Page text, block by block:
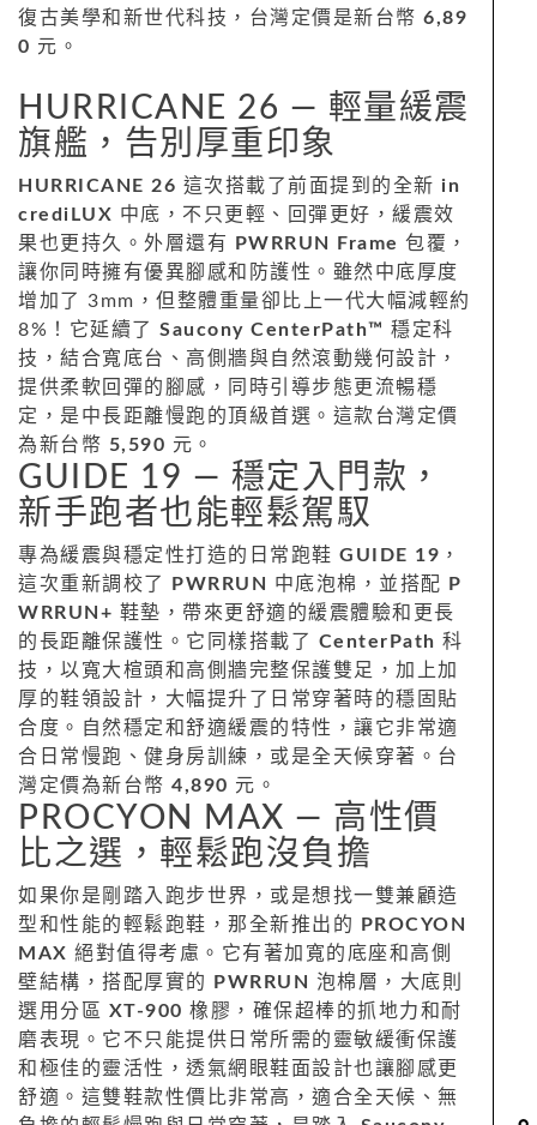
復古美學和新世代科技，台灣定價是新台幣 6,89
0 元。
HURRICANE 26 — 輕量緩震
旗艦，告別厚重印象
HURRICANE 26 這次搭載了前面提到的全新 in
crediLUX 中底，不只更輕、回彈更好，緩震效
果也更持久。外層還有
PWRRUN Frame 包覆，
讓你同時擁有優異腳感和防護性。雖然中底厚度
增加了 3mm，但整體重量卻比上一代大幅減輕約
8%！它延續了 Saucony CenterPath™ 穩定科
技，結合寬底台、高側牆與自然滾動幾何設計，
提供柔軟回彈的腳感，同時引導步態更流暢穩
定，是中長距離慢跑的頂級首選。這款台灣定價
為新台幣 5,590 元。
GUIDE 19 — 穩定入門款，
新手跑者也能輕鬆駕馭
專為緩震與穩定性打造的日常跑鞋 GUIDE 19 ，
這次重新調校了
PWRRUN 中底泡棉，並搭配
P
WRRUN+ 鞋墊，帶來更舒適的緩震體驗和更長
的長距離保護性。它同樣搭載了 CenterPath 科
技，以寬大楦頭和高側牆完整保護雙足，加上加
厚的鞋領設計，大幅提升了日常穿著時的穩固貼
合度。自然穩定和舒適緩震的特性，讓它非常適
合日常慢跑、健身房訓練，或是全天候穿著。台
灣定價為新台幣 4,890 元。
PROCYON MAX — 高性價
比之選，輕鬆跑沒負擔
如果你是剛踏入跑步世界，或是想找一雙兼顧造
型和性能的輕鬆跑鞋，那全新推出的
PROCYON
MAX 絕對值得考慮。它有著加寬的底座和高側
壁結構，搭配厚實的
PWRRUN 泡棉層，大底則
選用分區 XT-900 橡膠，確保超棒的抓地力和耐
磨表現。它不只能提供日常所需的靈敏緩衝保護
和極佳的靈活性，透氣網眼鞋面設計也讓腳感更
舒適。這雙鞋款性價比非常高，適合全天候、無